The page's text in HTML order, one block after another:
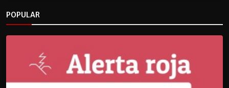
POPULAR